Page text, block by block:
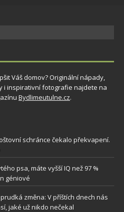
Váš domov? Originální nápady,
i inspirativní fotografie najdete na
Bydlimeutulne.cz.
schránce čekalo překvapení.
psa, máte vyšší IQ než 97 %
géniové
změna: V příštích dnech nás
jaké už nikdo nečekal